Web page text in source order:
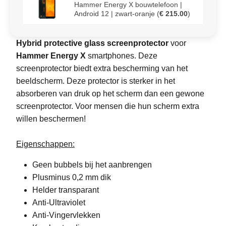
Hammer Energy X bouwtelefoon |
Android 12 | zwart-oranje (€ 215.00)
Hybrid protective glass screenprotector voor
Hammer Energy X smartphones. Deze
screenprotector biedt extra bescherming van het
beeldscherm. Deze protector is sterker in het
absorberen van druk op het scherm dan een gewone
screenprotector. Voor mensen die hun scherm extra
willen beschermen!
Eigenschappen:
Geen bubbels bij het aanbrengen
Plusminus 0,2 mm dik
Helder transparant
Anti-Ultraviolet
Anti-Vingervlekken